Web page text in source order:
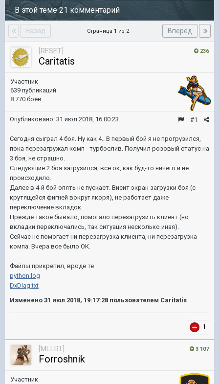
В этой теме 21 комментарий
Назад Вперёд
Страница 1 из 2
236
[RESET]
Caritatis
Участник
639 публикаций
8 770 боёв
#1
Опубликовано: 31 июл 2018, 16:00:23
Сегодня сыграл 4 боя. Ну как 4.. В первый бой я не прогрузился,
пока перезагружал комп - турбослив. Получил розовый статус на
3 боя, не страшно.
Следующие 2 боя загрузился, все ок, как буд-то ничего и не
происходило.
Далее в 4-й бой опять не пускает. Висит экран загрузки боя (с
крутящейся фигней вокруг якоря), не работает даже
переключение вкладок.
Прежде такое бывало, помогало перезагрузить клиент (но
вкладки переключались, так ситуация несколько иная).
Сейчас не помогает ни перезагрузка клиента, ни перезагрузка
компа. Вчера все было ОК.
Файлы прикрепил, вроде те
python.log
DxDiag.txt
Изменено 31 июл 2018, 19:17:28 пользователем Caritatis
1
3 107
[MLLRT]
Forroshnik
Участник